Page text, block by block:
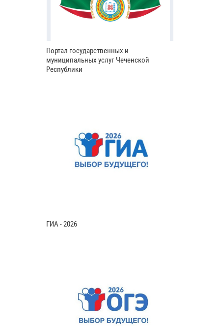
Портал государственных и
муниципальных услуг Чеченской
Республики
ГИА - 2026